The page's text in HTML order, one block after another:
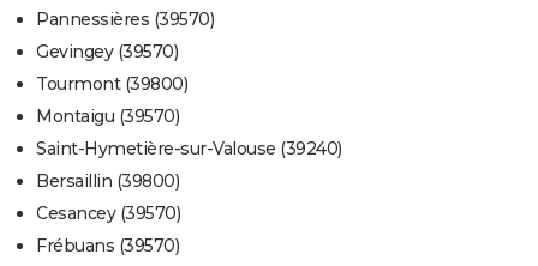
Pannessières (39570)
Gevingey (39570)
Tourmont (39800)
Montaigu (39570)
Saint-Hymetière-sur-Valouse (39240)
Bersaillin (39800)
Cesancey (39570)
Frébuans (39570)